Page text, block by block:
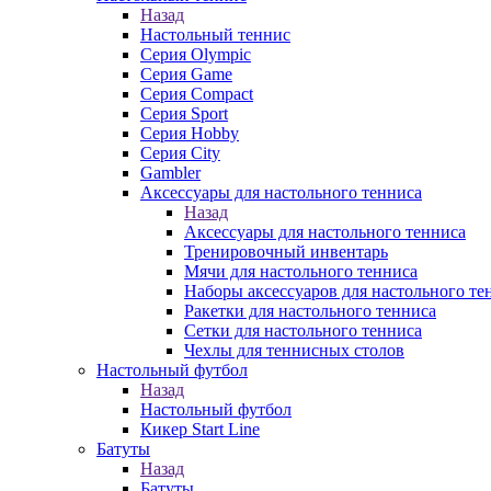
Назад
Настольный теннис
Серия Olympic
Серия Game
Серия Compact
Серия Sport
Серия Hobby
Серия City
Gambler
Аксессуары для настольного тенниса
Назад
Аксессуары для настольного тенниса
Тренировочный инвентарь
Мячи для настольного тенниса
Наборы аксессуаров для настольного
Ракетки для настольного тенниса
Сетки для настольного тенниса
Чехлы для теннисных столов
Настольный футбол
Назад
Настольный футбол
Кикер Start Line
Батуты
Назад